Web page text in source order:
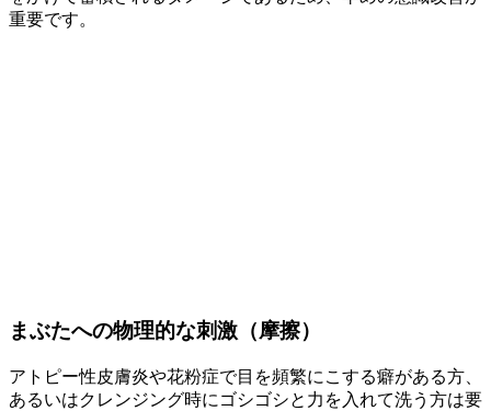
重要です。
まぶたへの物理的な刺激（摩擦）
アトピー性皮膚炎や花粉症で目を頻繁にこする癖がある方、
あるいはクレンジング時にゴシゴシと力を入れて洗う方は要